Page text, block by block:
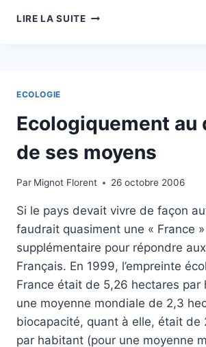
LIRE LA SUITEDEFRAG
ECOLOGIE
Ecologiquement au
de ses moyens
Par Mignot Florent 26 octobre 2006
Si le pays devait vivre de façon
faudrait quasiment une « France »
supplémentaire pour répondre
Français. En 1999, l’empreinte
France était de 5,26 hectares par
une moyenne mondiale de 2,3
biocapacité, quant à elle, était de
par habitant (pour une moyenne